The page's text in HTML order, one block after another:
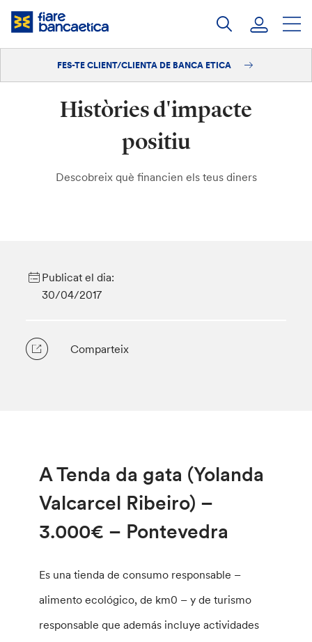
Salta
Iniciar sessió
Fes-te'n client/clienta
FES-TE CLIENT/CLIENTA DE BANCA ETICA
Històries d'impacte
positiu
Descobreix què financien els teus diners
Publicat el dia:
30/04/2017
Comparteix
A Tenda da gata (Yolanda
Valcarcel Ribeiro) –
3.000€ – Pontevedra
Es una tienda de consumo responsable –
alimento ecológico, de km0 – y de turismo
responsable que además incluye actividades